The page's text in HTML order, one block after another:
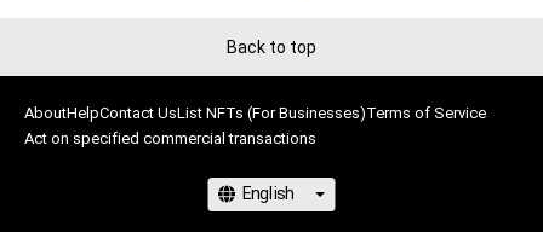
Back to top
AboutHelpContact UsList NFTs (For Businesses)Terms of Service
Act on specified commercial transactions